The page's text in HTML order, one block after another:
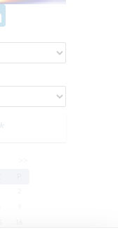
LinkedIn